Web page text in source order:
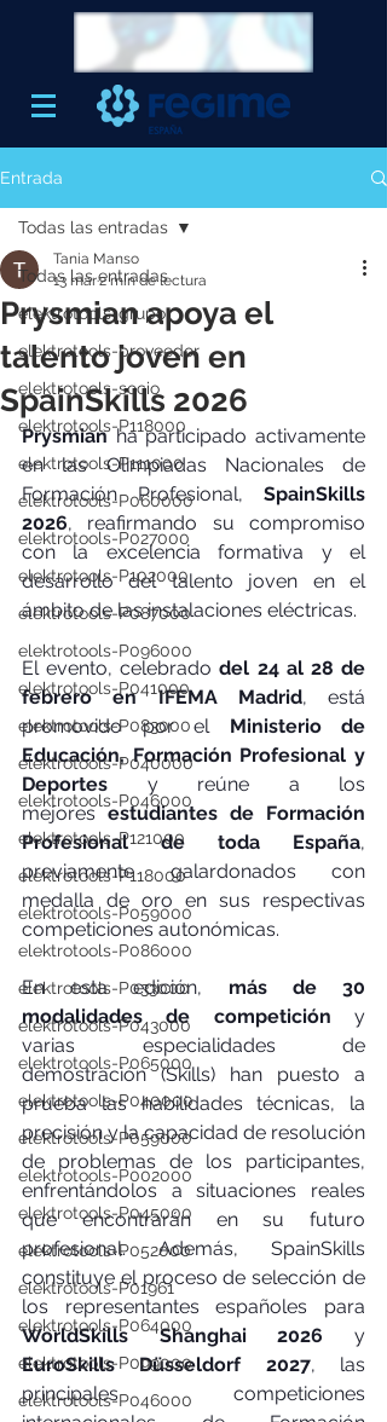
Entrada
Todas las entradas
elektrotools-grupo
elektrotools-proveedor
elektrotools-socio
elektrotools-P118000
elektrotools-P111000
elektrotools-P060000
elektrotools-P027000
elektrotools-P102000
elektrotools-P087000
elektrotools-P096000
elektrotools-P041000
elektrotools-P083000
elektrotools-P040000
elektrotools-P046000
elektrotools-P121000
elektrotools-P118000
elektrotools-P059000
elektrotools-P086000
elektrotools-P033000
elektrotools-P043000
elektrotools-P065000
elektrotools-P040000
elektrotools-P059000
elektrotools-P002000
elektrotools-P045000
elektrotools-P052000
elektrotools-P01961
elektrotools-P064000
elektrotools-P099000
elektrotools-P046000
Todas las entradas
Prysmian apoya el
talento joven en
SpainSkills 2026
Tania Manso
13 mar2 min de lectura
Prysmian ha participado activamente
en las Olimpiadas Nacionales de
Formación Profesional, SpainSkills
2026, reafirmando su compromiso
con la excelencia formativa y el
desarrollo del talento joven en el
ámbito de las instalaciones eléctricas.
El evento, celebrado del 24 al 28 de
febrero en IFEMA Madrid, está
promovido por el Ministerio de
Educación, Formación Profesional y
Deportes y reúne a los
mejores estudiantes de Formación
Profesional de toda España,
previamente galardonados con
medalla de oro en sus respectivas
competiciones autonómicas.
En esta edición, más de 30
modalidades de competición y
varias especialidades de
demostración (Skills) han puesto a
prueba las habilidades técnicas, la
precisión y la capacidad de resolución
de problemas de los participantes,
enfrentándolos a situaciones reales
que encontrarán en su futuro
profesional. Además, SpainSkills
constituye el proceso de selección de
WorldSkills Shanghai 2026
EuroSkills Düsseldorf 2027, las
principales competiciones